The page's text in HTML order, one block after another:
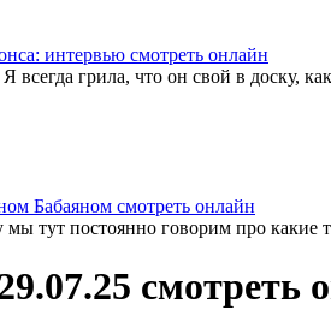
интервью смотреть онлайн
грила, что он свой в доску,
Бабаяном смотреть онлайн
тут постоянно говорим про какие
смотреть